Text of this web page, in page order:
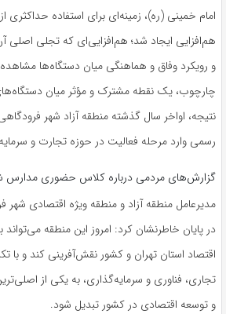
امام خمینی (ره)، زمینه‌ای برای استفاده
هم‌افزایی ایجاد شد؛ هم‌افزایی‌ای که تجلی اصلی
و رویکرد وفاق و هماهنگی میان دستگاه‌ها
چارچوب، یک نقطه مشترک و مؤثر میان
نتیجه، اواخر سال گذشته منطقه آزاد شهر
رسمی وارد مرحله فعالیت در حوزه تجارت و
گزارش‌های مردمی درباره کلاس حضوری مدارس
مدیرعامل منطقه آزاد و منطقه ویژه اقتصادی شهر
در پایان خاطرنشان کرد: امروز این منطقه
اقتصاد استان تهران و کشور نقش‌آفرینی کند و با
تجاری، فناوری و سرمایه‌گذاری، به یکی از
و توسعه اقتصادی در کشور تبدیل شود.